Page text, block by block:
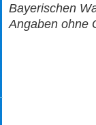
Bayerischen
Angaben ohne